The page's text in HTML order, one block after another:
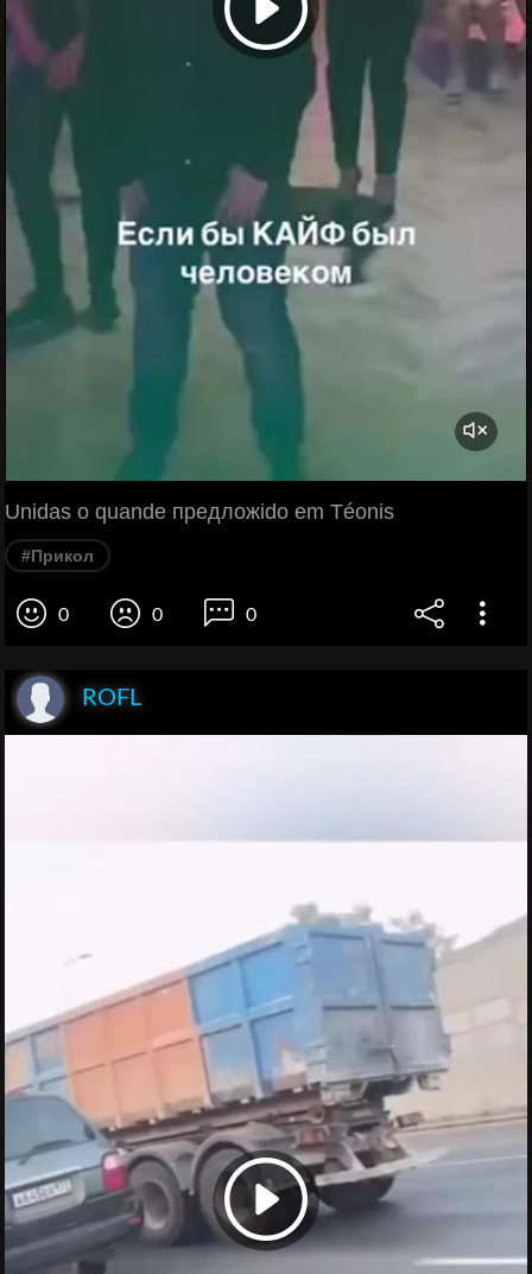
Unidas o quande предложido em Téonis
#Прикол
0 0 0
ROFL